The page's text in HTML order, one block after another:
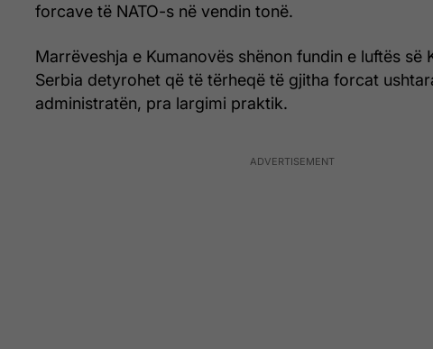
forcave të NATO-s në vendin tonë.
Marrëveshja e Kumanovës shënon fundin e luftës së
Serbia detyrohet që të tërheqë të gjitha forcat
administratën, pra largimi praktik.